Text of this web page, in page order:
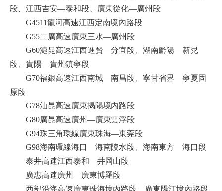
段、江西吉安—泰和段、廣東從化—廣州段
G4511龍河高速江西定南境內路段
G55二廣高速廣東三水—廣州段
G60滬昆高速江西進賢—分宜段、湖南黔陽—新晃
段、貴陽—貴州鎮寧段
G70福銀高速江西南城—南昌段、寧甘省界—寧夏固
原段
G78汕昆高速廣東揭陽境內路段
G80廣昆高速廣州—廣東雲浮段
G94珠三角環線廣東珠海—東莞段
G98海南環線海口—海南陵水段、海南東方—海口段
泰井高速江西泰和—井岡山段
廣惠高速廣州—廣東博羅段
西部沿海高速廣東珠海境內路段、廣東陽江境內路段